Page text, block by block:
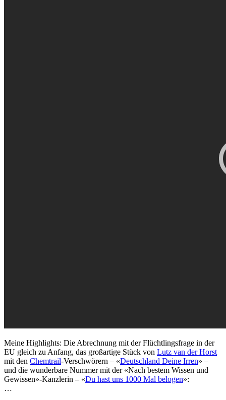
Meine Highlights: Die Abrechnung mit der Flüchtlingsfrage in der
EU gleich zu Anfang, das großartige Stück von Lutz van der Horst
mit den Chemtrail-Verschwörern – «Deutschland Deine Irren» –
und die wunderbare Nummer mit der «Nach bestem Wissen und
Gewissen»-Kanzlerin – «Du hast uns 1000 Mal belogen»:
…